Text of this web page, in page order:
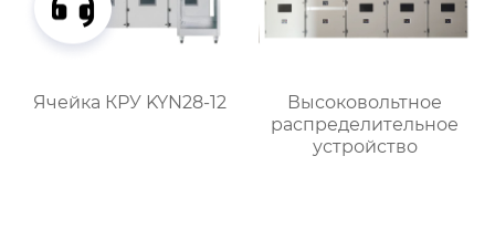
Ячейка КРУ KYN28-12
Высоковольтное
распределительное
устройство